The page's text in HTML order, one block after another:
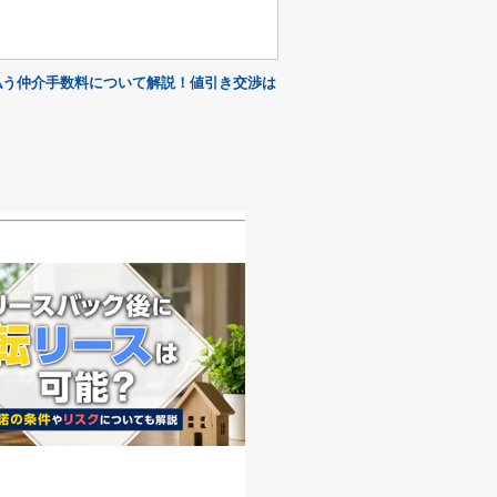
仲介手数料について解説！値引き交渉は